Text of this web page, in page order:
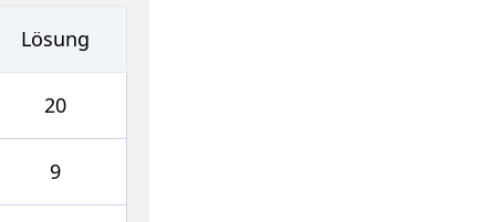
Lösung
20
9